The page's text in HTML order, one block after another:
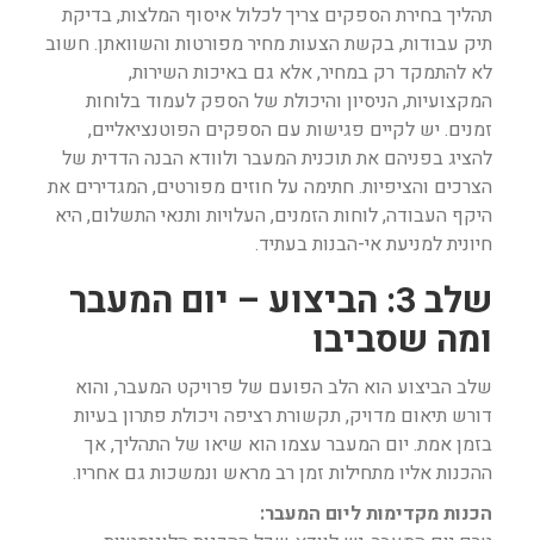
תהליך בחירת הספקים צריך לכלול איסוף המלצות, בדיקת
תיק עבודות, בקשת הצעות מחיר מפורטות והשוואתן. חשוב
לא להתמקד רק במחיר, אלא גם באיכות השירות,
המקצועיות, הניסיון והיכולת של הספק לעמוד בלוחות
זמנים. יש לקיים פגישות עם הספקים הפוטנציאליים,
להציג בפניהם את תוכנית המעבר ולוודא הבנה הדדית של
הצרכים והציפיות. חתימה על חוזים מפורטים, המגדירים את
היקף העבודה, לוחות הזמנים, העלויות ותנאי התשלום, היא
חיונית למניעת אי-הבנות בעתיד.
שלב 3: הביצוע – יום המעבר
ומה שסביבו
שלב הביצוע הוא הלב הפועם של פרויקט המעבר, והוא
דורש תיאום מדויק, תקשורת רציפה ויכולת פתרון בעיות
בזמן אמת. יום המעבר עצמו הוא שיאו של התהליך, אך
ההכנות אליו מתחילות זמן רב מראש ונמשכות גם אחריו.
הכנות מקדימות ליום המעבר: